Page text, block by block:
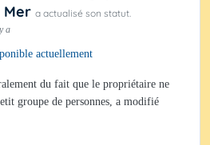
Mer a actualisé son statut.
a
actuellement
du fait que le propriétaire ne
groupe de personnes, a modifié